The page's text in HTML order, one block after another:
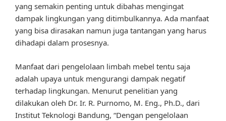
yang semakin penting untuk dibahas mengingat
dampak lingkungan yang ditimbulkannya. Ada manfaat
yang bisa dirasakan namun juga tantangan yang harus
dihadapi dalam prosesnya.
Manfaat dari pengelolaan limbah mebel tentu saja
adalah upaya untuk mengurangi dampak negatif
terhadap lingkungan. Menurut penelitian yang
dilakukan oleh Dr. Ir. R. Purnomo, M. Eng., Ph.D., dari
Institut Teknologi Bandung, “Dengan pengelolaan